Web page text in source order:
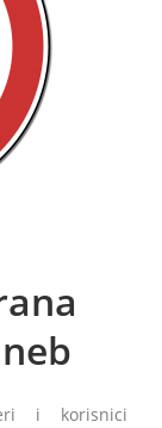
i korisnici